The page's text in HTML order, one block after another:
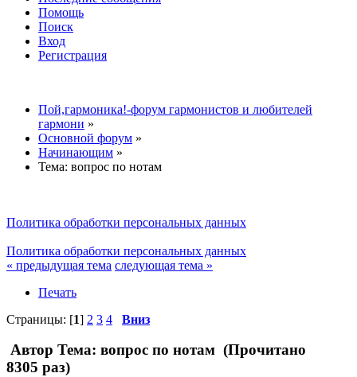
Помощь
Поиск
Вход
Регистрация
Пой,гармоника!-форум гармонистов и любителей
гармони »
Основной форум »
Начинающим »
Тема: вопрос по нотам
Политика обработки персональных данных
Политика обработки персональных данных
« предыдущая тема следующая тема »
Печать
Страницы: [1] 2 3 4 Вниз
Автор Тема: вопрос по нотам (Прочитано
8305 раз)